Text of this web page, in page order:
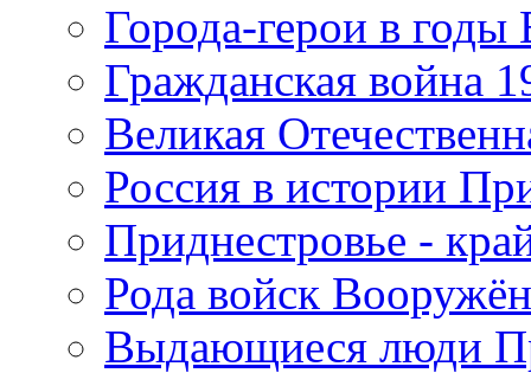
Города-герои в
Гражданская война
Великая
Россия в истории
Приднестровье -
Рода войск
Выдающиеся люди